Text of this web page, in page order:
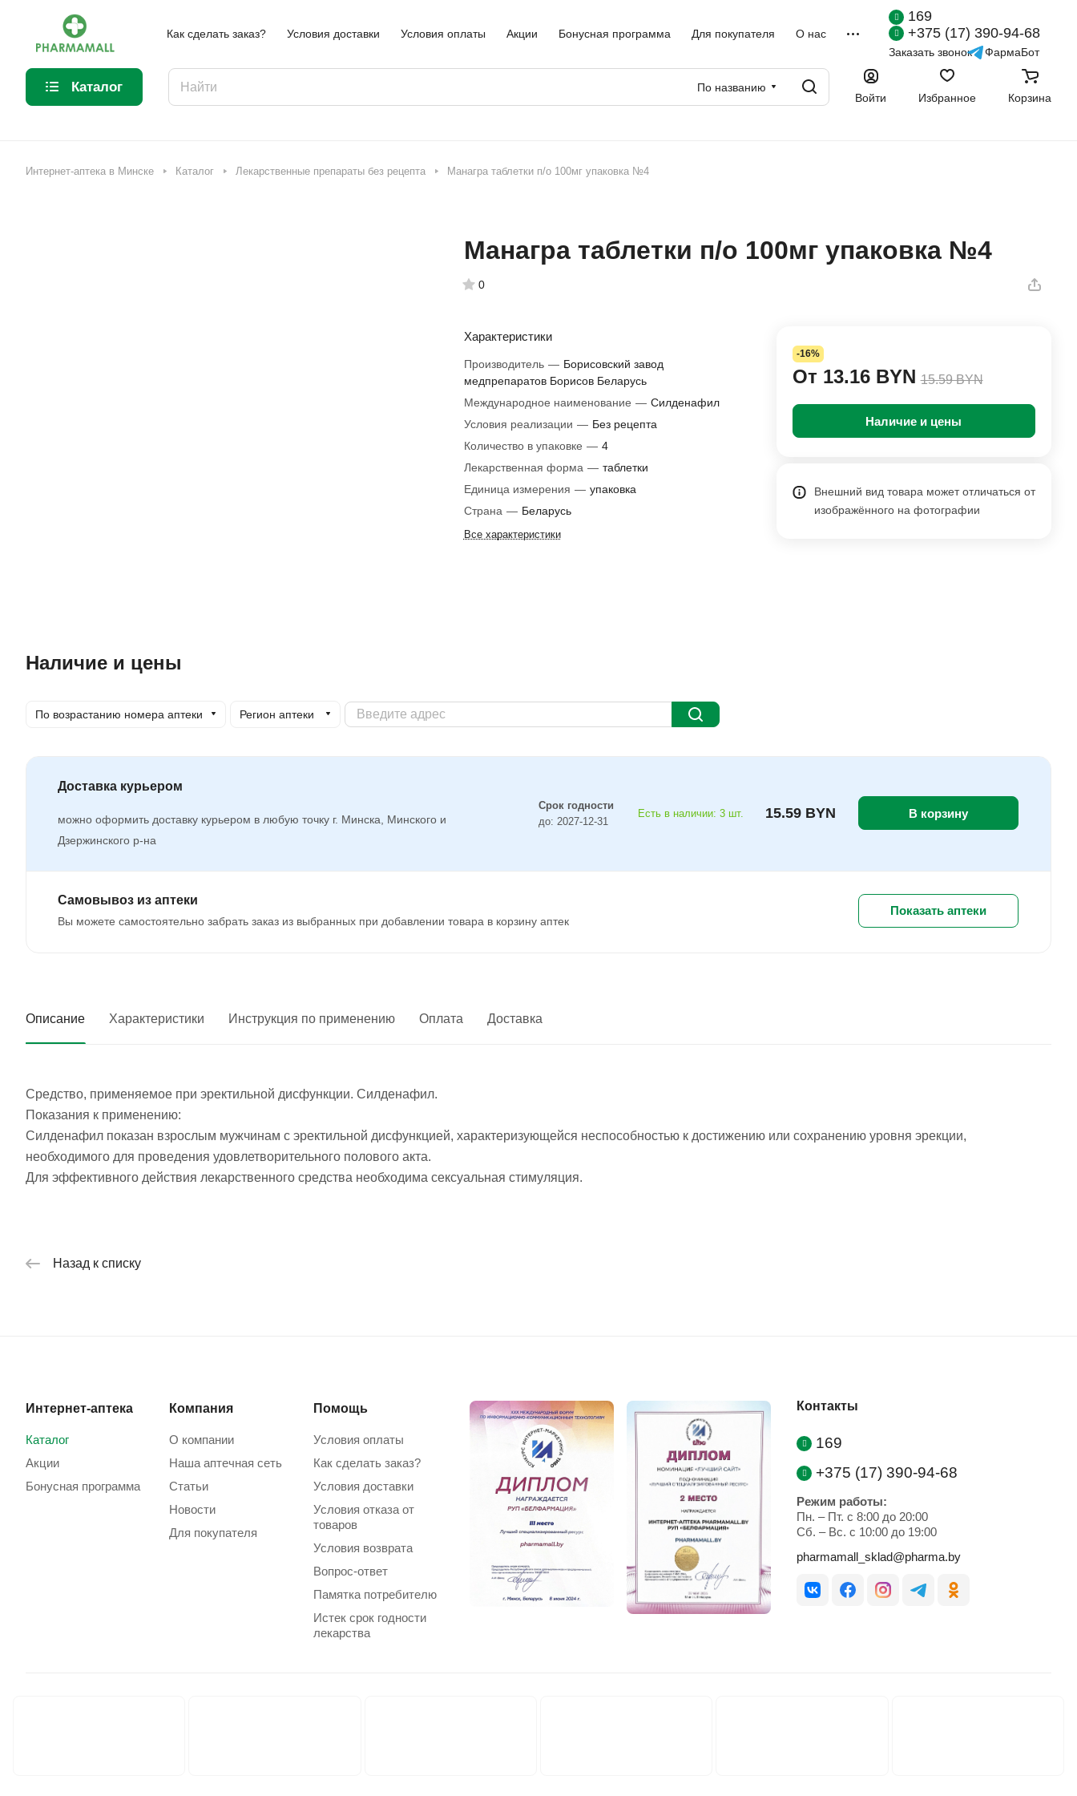
Как сделать заказ? Условия доставки Условия оплаты Акции Бонусная программа Для покупателя О нас
169
+375 (17) 390-94-68
Заказать звонок ФармаБот
Каталог
По названию
Войти
Избранное Корзина
Интернет-аптека в Минске Каталог Лекарственные препараты без рецепта Манагра таблетки п/о 100мг упаковка №4
Манагра таблетки п/о 100мг упаковка №4
0
Характеристики
Производитель — Борисовский завод
медпрепаратов Борисов Беларусь
Международное наименование — Силденафил
Условия реализации — Без рецепта
Количество в упаковке — 4
Лекарственная форма — таблетки
Единица измерения — упаковка
Страна — Беларусь
Все характеристики
-16%
От 13.16 BYN 15.59 BYN
Наличие и цены
Внешний вид товара может отличаться от
изображённого на фотографии
Наличие и цены
По возрастанию номера аптеки Регион аптеки
Доставка курьером
можно оформить доставку курьером в любую точку г. Минска, Минского и
Дзержинского р-на
Срок годности
до: 2027-12-31
Есть в наличии: 3 шт. 15.59 BYN В корзину
Самовывоз из аптеки
Вы можете самостоятельно забрать заказ из выбранных при добавлении товара в корзину аптек
Показать аптеки
Описание Характеристики Инструкция по применению Оплата Доставка
Средство, применяемое при эректильной дисфункции. Силденафил.
Показания к применению:
Силденафил показан взрослым мужчинам с эректильной дисфункцией, характеризующейся неспособностью к достижению или сохранению уровня эрекции,
необходимого для проведения удовлетворительного полового акта.
Для эффективного действия лекарственного средства необходима сексуальная стимуляция.
Назад к списку
Интернет-аптека
Каталог
Акции
Бонусная программа
Компания
О компании
Наша аптечная сеть
Статьи
Новости
Для покупателя
Помощь
Условия оплаты
Как сделать заказ?
Условия доставки
Условия отказа от
товаров
Условия возврата
Вопрос-ответ
Памятка потребителю
Истек срок годности
лекарства
Контакты
169
+375 (17) 390-94-68
Режим работы:
Пн. – Пт. с 8:00 до 20:00
Cб. – Вс. с 10:00 до 19:00
pharmamall_sklad@pharma.by